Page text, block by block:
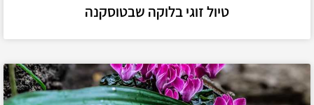
טיול זוגי בלוקה שבטוסקנה